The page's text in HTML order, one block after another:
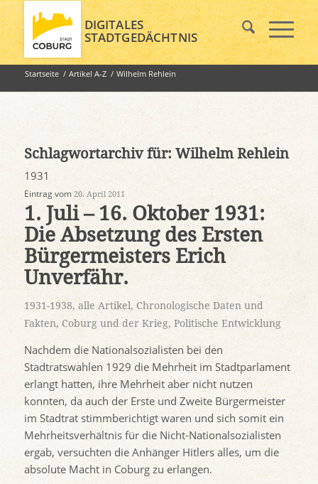
DIGITALES
STADTGEDÄCHTNIS
Startseite / Artikel A-Z / Wilhelm Rehlein
Schlagwortarchiv für: Wilhelm Rehlein
1931
Eintrag vom 20. April 2011
1. Juli – 16. Oktober 1931:
Die Absetzung des Ersten
Bürgermeisters Erich
Unverfähr.
1931-1938, alle Artikel, Chronologische Daten und
Fakten, Coburg und der Krieg, Politische Entwicklung
Nachdem die Nationalsozialisten bei den
Stadtratswahlen 1929 die Mehrheit im Stadtparlament
erlangt hatten, ihre Mehrheit aber nicht nutzen
konnten, da auch der Erste und Zweite Bürgermeister
im Stadtrat stimmberichtigt waren und sich somit ein
Mehrheitsverhältnis für die Nicht-Nationalsozialisten
ergab, versuchten die Anhänger Hitlers alles, um die
absolute Macht in Coburg zu erlangen.